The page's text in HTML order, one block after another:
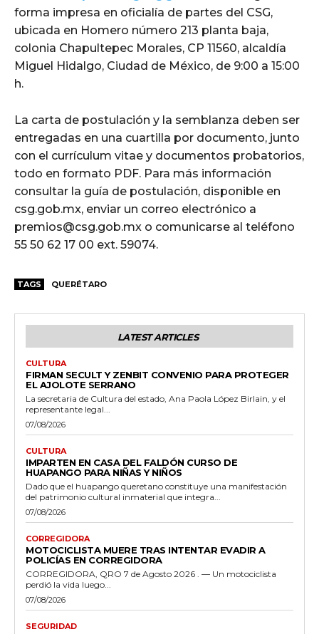
forma impresa en oficialía de partes del CSG,
ubicada en Homero número 213 planta baja,
colonia Chapultepec Morales, CP 11560, alcaldía
Miguel Hidalgo, Ciudad de México, de 9:00 a 15:00
h.
La carta de postulación y la semblanza deben ser
entregadas en una cuartilla por documento, junto
con el currículum vitae y documentos probatorios,
todo en formato PDF. Para más información
consultar la guía de postulación, disponible en
csg.gob.mx, enviar un correo electrónico a
premios@csg.gob.mx o comunicarse al teléfono
55 50 62 17 00 ext. 59074.
TAGS QUERÉTARO
LATEST ARTICLES
CULTURA
FIRMAN SECULT Y ZENBIT CONVENIO PARA PROTEGER
EL AJOLOTE SERRANO
La secretaria de Cultura del estado, Ana Paola López Birlain, y el
representante legal...
07/08/2026
CULTURA
IMPARTEN EN CASA DEL FALDÓN CURSO DE
HUAPANGO PARA NIÑAS Y NIÑOS
Dado que el huapango queretano constituye una manifestación
del patrimonio cultural inmaterial que integra...
07/08/2026
CORREGIDORA
MOTOCICLISTA MUERE TRAS INTENTAR EVADIR A
POLICÍAS EN CORREGIDORA
CORREGIDORA, QRO 7 de Agosto 2026 . — Un motociclista
perdió la vida luego...
07/08/2026
SEGURIDAD